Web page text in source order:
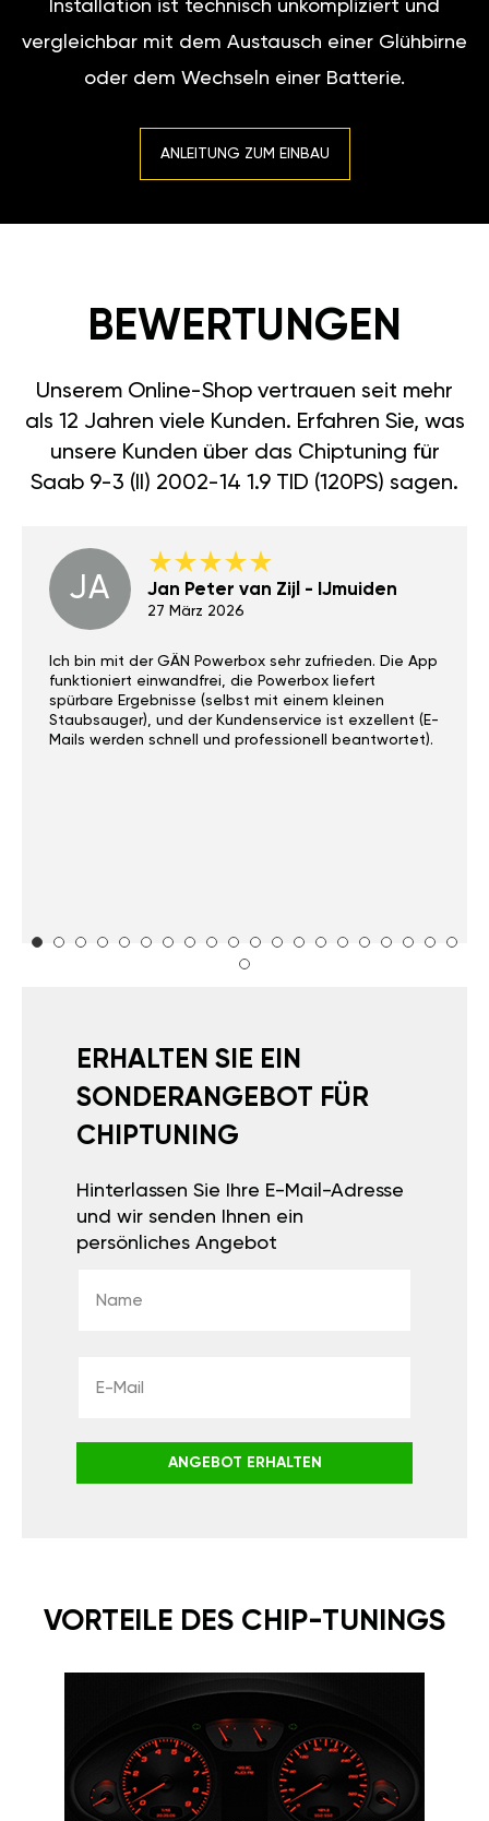
Installation ist technisch unkompliziert und
vergleichbar mit dem Austausch einer Glühbirne
oder dem Wechseln einer Batterie.
ANLEITUNG ZUM EINBAU
BEWERTUNGEN
Unserem Online-Shop vertrauen seit mehr
als 12 Jahren viele Kunden. Erfahren Sie, was
unsere Kunden über das Chiptuning für
Saab 9-3 (II) 2002-14 1.9 TID (120PS) sagen.
JA Jan Peter van Zijl - IJmuiden
27 März 2026
Ich bin mit der GÄN Powerbox sehr zufrieden. Die App
funktioniert einwandfrei, die Powerbox liefert
spürbare Ergebnisse (selbst mit einem kleinen
Staubsauger), und der Kundenservice ist exzellent (E-
Mails werden schnell und professionell beantwortet).
ERHALTEN SIE EIN
SONDERANGEBOT FÜR
CHIPTUNING
Hinterlassen Sie Ihre E-Mail-Adresse
und wir senden Ihnen ein
persönliches Angebot
ANGEBOT ERHALTEN
VORTEILE DES CHIP-TUNINGS